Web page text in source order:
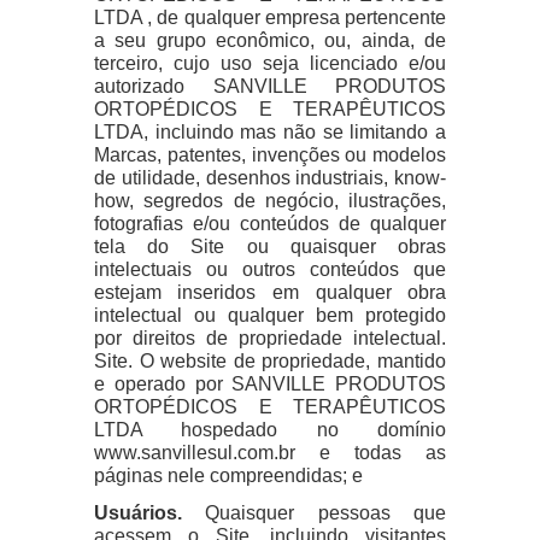
LTDA , de qualquer empresa pertencente
a seu grupo econômico, ou, ainda, de
terceiro, cujo uso seja licenciado e/ou
autorizado SANVILLE PRODUTOS
ORTOPÉDICOS E TERAPÊUTICOS
LTDA, incluindo mas não se limitando a
Marcas, patentes, invenções ou modelos
de utilidade, desenhos industriais, know-
how, segredos de negócio, ilustrações,
fotografias e/ou conteúdos de qualquer
tela do Site ou quaisquer obras
intelectuais ou outros conteúdos que
estejam inseridos em qualquer obra
intelectual ou qualquer bem protegido
por direitos de propriedade intelectual.
Site. O website de propriedade, mantido
e operado por SANVILLE PRODUTOS
ORTOPÉDICOS E TERAPÊUTICOS
LTDA hospedado no domínio
www.sanvillesul.com.br e todas as
páginas nele compreendidas; e
Usuários.Quaisquer pessoas que
acessem o Site, incluindo visitantes